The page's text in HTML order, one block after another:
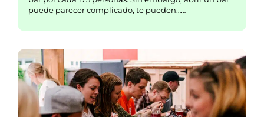
puede parecer complicado, te pueden……